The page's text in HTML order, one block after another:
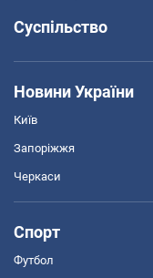
Суспільство
Новини України
Київ
Запоріжжя
Черкаси
Спорт
Футбол